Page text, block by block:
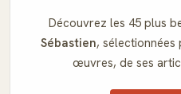
Découvrez les 45 plus
Sébastien, sélectionnées
œuvres, de ses